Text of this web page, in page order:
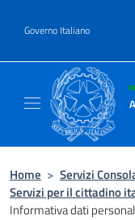
Governo Italiano
Home > Servizi
Servizi per il cittadino
Informativa dati